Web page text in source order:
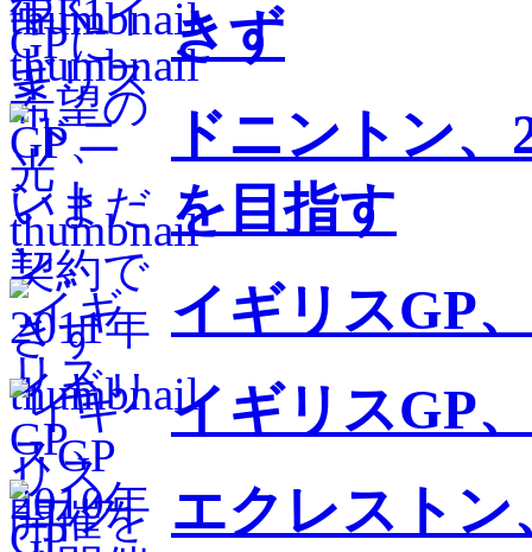
きず
ドニントン
を目指す
イギリスGP
イギリスGP
エクレスト